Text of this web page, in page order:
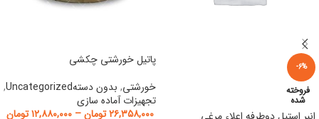
-6%
فروخته
شده
پاتیل خورشتی چکشی
خورشتی, بدون دستهUncategorized
,
تجهیزات آماده سازی
۲۶,۳۵۸,۰۰۰ تومان – ۱۲,۸۸۰,۰۰۰ تومان